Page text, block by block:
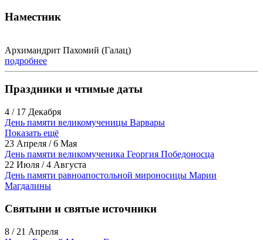
Наместник
Архимандрит Пахомий (Галац)
подробнее
Праздники и чтимые даты
4 / 17 Декабря
День памяти великомученицы Варвары
Показать ещё
23 Апреля / 6 Мая
День памяти великомученика Георгия Победоносца
22 Июля / 4 Августа
День памяти равноапостольной мироносицы Марии
Магдалины
Святыни и святые источники
8 / 21 Апреля